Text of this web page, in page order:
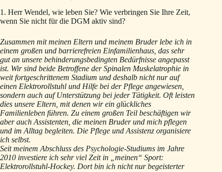
1. Herr Wendel, wie leben Sie? Wie verbringen Sie Ihre Zeit,
wenn Sie nicht für die DGM aktiv sind?
Zusammen mit meinen Eltern und meinem Bruder lebe ich in
einem großen und barrierefreien Einfamilienhaus, das sehr
gut an unsere behinderungsbedingten Bedürfnisse angepasst
ist. Wir sind beide Betroffene der Spinalen Muskelatrophie in
weit fortgeschrittenem Stadium und deshalb nicht nur auf
einen Elektrorollstuhl und Hilfe bei der Pflege angewiesen,
sondern auch auf Unterstützung bei jeder Tätigkeit. Oft leisten
dies unsere Eltern, mit denen wir ein glückliches
Familienleben führen. Zu einem großen Teil beschäftigen wir
aber auch Assistenten, die meinen Bruder und mich pflegen
und im Alltag begleiten. Die Pflege und Assistenz organisiere
ich selbst.
Seit meinem Abschluss des Psychologie-Studiums im Jahre
2010 investiere ich sehr viel Zeit in „meinen“ Sport:
Elektrorollstuhl-Hockey. Dort bin ich nicht nur begeisterter